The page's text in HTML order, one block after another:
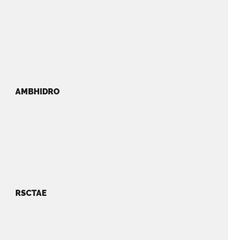
AMBHIDRO
RSCTAE